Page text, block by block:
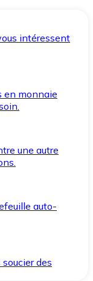
intéressent
en monnaie
une autre
auto-
des